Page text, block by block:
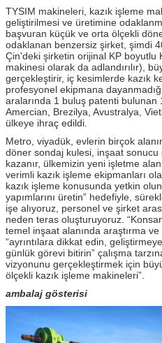
TYSIM makineleri, kazık işleme
geliştirilmesi ve üretimine
başvuran küçük ve orta ölçekli
odaklanan benzersiz şirket, şimdi
Çin'deki şirketin orijinal KP boyutlu
makinesi olarak da adlandırılır),
gerçekleştirir, iç kesimlerde kazık
profesyonel ekipmana
aralarında 1 buluş patenti bulunan
Amercian, Brezilya, Avustralya,
ülkeye ihraç edildi.
Metro, viyadük, evlerin birçok
döner sondaj kulesi, inşaat
kazanır, ülkemizin yeni işletme
verimli kazık işleme ekipmanları
kazık işleme konusunda yetkin
yapımlarını üretin” hedefiyle,
işe alıyoruz, personel ve şirket
neden teras oluşturuyoruz.
temel inşaat alanında araştırma
“ayrıntılara dikkat edin,
günlük görevi bitirin” çalışma
vizyonunu gerçekleştirmek için
ölçekli kazık işleme makineleri”.
ambalaj gösterisi